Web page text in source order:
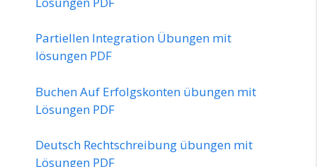
Partiellen Integration Übungen mit
lösungen PDF
Buchen Auf Erfolgskonten übungen mit
Lösungen PDF
Deutsch Rechtschreibung übungen mit
Lösungen PDF